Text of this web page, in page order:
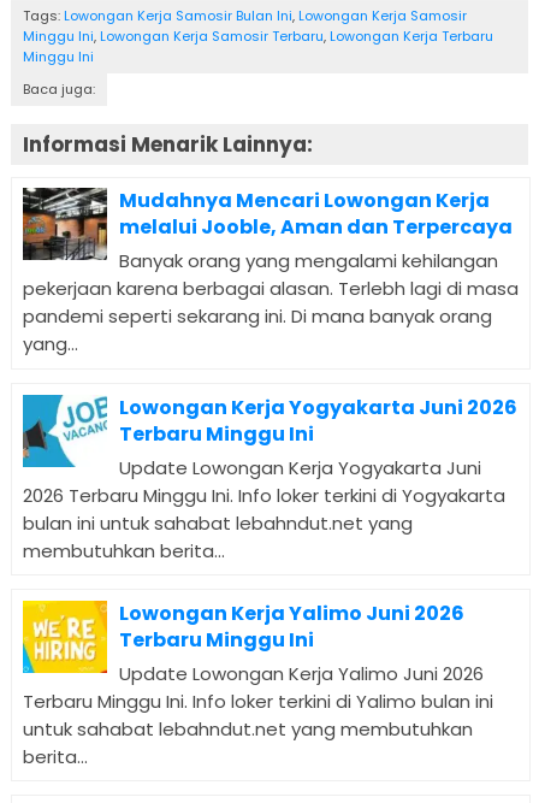
Tags: Lowongan Kerja Samosir Bulan Ini, Lowongan Kerja Samosir
Minggu Ini, Lowongan Kerja Samosir Terbaru, Lowongan Kerja Terbaru
Minggu Ini
Baca juga:
Informasi Menarik Lainnya:
Mudahnya Mencari Lowongan Kerja
melalui Jooble, Aman dan Terpercaya
Banyak orang yang mengalami kehilangan
pekerjaan karena berbagai alasan. Terlebh lagi di masa
pandemi seperti sekarang ini. Di mana banyak orang
yang...
Lowongan Kerja Yogyakarta Juni 2026
Terbaru Minggu Ini
Update Lowongan Kerja Yogyakarta Juni
2026 Terbaru Minggu Ini. Info loker terkini di Yogyakarta
bulan ini untuk sahabat lebahndut.net yang
membutuhkan berita...
Lowongan Kerja Yalimo Juni 2026
Terbaru Minggu Ini
Update Lowongan Kerja Yalimo Juni 2026
Terbaru Minggu Ini. Info loker terkini di Yalimo bulan ini
untuk sahabat lebahndut.net yang membutuhkan
berita...